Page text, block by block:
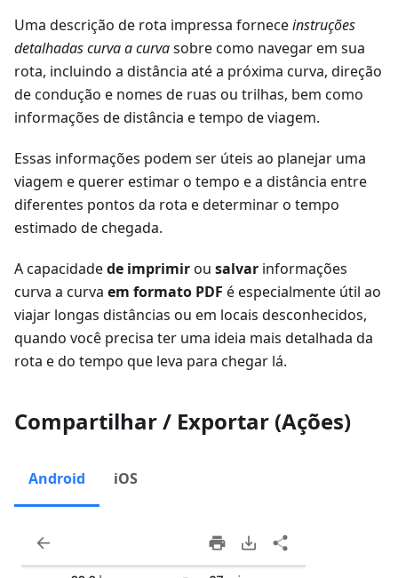
Uma descrição de rota impressa forneceinstruções
detalhadas curva a curvasobre como navegar em sua
rota, incluindo a distância até a próxima curva, direção
de condução e nomes de ruas ou trilhas, bem como
informações de distância e tempo de viagem.
Essas informações podem ser úteis ao planejar uma
viagem e querer estimar o tempo e a distância entre
diferentes pontos da rota e determinar o tempo
estimado de chegada.
A capacidadede imprimirou salvar informações
curva a curva em formato PDF é especialmente útil ao
viajar longas distâncias ou em locais desconhecidos,
quando você precisa ter uma ideia mais detalhada da
rota e do tempo que leva para chegar lá.
Compartilhar / Exportar (Ações)
Android iOS